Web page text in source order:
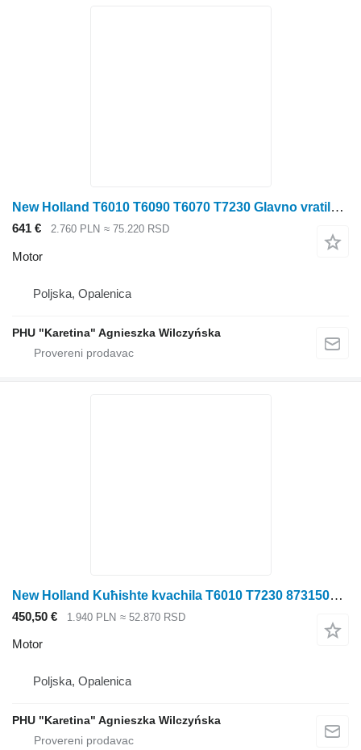
New Holland T6010 T6090 T6070 T7230 Glavno vratilo 26t, 18t, 34t, 224,5 mm d 87 motor za New Holland
641 € 2.760 PLN ≈ 75.220 RSD
Motor
Poljska, Opalenica
PHU "Karetina" Agnieszka Wilczyńska
New Holland Kuћishte kvachila T6010 T7230 87315038 motor za New Holland
450,50 € 1.940 PLN ≈ 52.870 RSD
Motor
Poljska, Opalenica
PHU "Karetina" Agnieszka Wilczyńska